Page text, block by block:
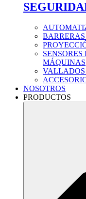
SENSORES
MÁQUINAS
VALLADOS
NOSOTROS
PRODUCTOS